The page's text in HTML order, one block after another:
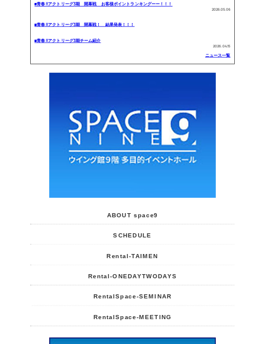
■青春!!アクトリーグ3期 開幕戦 お客様ポイントランキングーー！！！
2026.05.06
■青春!!アクトリーグ3期 開幕戦！ 結果発表！！！
■青春!!アクトリーグ3期チーム紹介
2026.04.15
ニュース一覧
ABOUT space9
SCHEDULE
Rental-TAIMEN
Rental-ONEDAYTWODAYS
RentalSpace-SEMINAR
RentalSpace-MEETING